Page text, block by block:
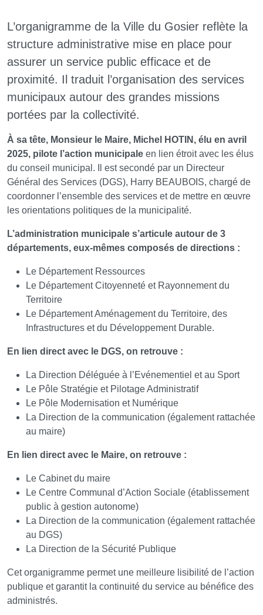
L’organigramme de la Ville du Gosier reflète la
structure administrative mise en place pour
assurer un service public efficace et de
proximité. Il traduit l’organisation des services
municipaux autour des grandes missions
portées par la collectivité.
À sa tête, Monsieur le Maire, Michel HOTIN, élu en avril
2025, pilote l’action municipale en lien étroit avec les élus
du conseil municipal. Il est secondé par un Directeur
Général des Services (DGS), Harry BEAUBOIS, chargé de
coordonner l’ensemble des services et de mettre en œuvre
les orientations politiques de la municipalité.
L’administration municipale s’articule autour de 3
départements, eux-mêmes composés de directions :
Le Département Ressources
Le Département Citoyenneté et Rayonnement du
Territoire
Le Département Aménagement du Territoire, des
Infrastructures et du Développement Durable.
En lien direct avec le DGS, on retrouve :
La Direction Déléguée à l’Evénementiel et au Sport
Le Pôle Stratégie et Pilotage Administratif
Le Pôle Modernisation et Numérique
La Direction de la communication (également rattachée
au maire)
En lien direct avec le Maire, on retrouve :
Le Cabinet du maire
Le Centre Communal d’Action Sociale (établissement
public à gestion autonome)
La Direction de la communication (également rattachée
au DGS)
La Direction de la Sécurité Publique
Cet organigramme permet une meilleure lisibilité de l’action
publique et garantit la continuité du service au bénéfice des
administrés.